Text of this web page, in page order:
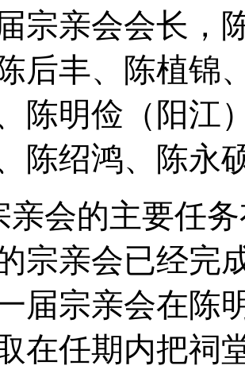
宗亲会会长，
后丰、陈植锦
陈明俭（阳江
陈绍鸿、陈永
亲会的主要任
宗亲会已经完
届宗亲会在陈
在任期内把祠